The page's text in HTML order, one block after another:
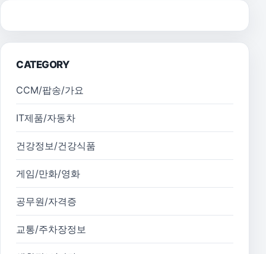
CATEGORY
CCM/팝송/가요
IT제품/자동차
건강정보/건강식품
게임/만화/영화
공무원/자격증
교통/주차장정보